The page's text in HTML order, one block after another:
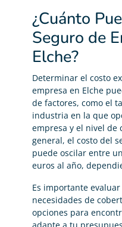
¿Cuánto
Seguro de
Elche?
Determinar el costo
empresa en Elche
de factores, como el
industria en la que
empresa y el nivel de
general, el costo del
puede oscilar entre
euros al año,
Es importante
necesidades de
opciones para